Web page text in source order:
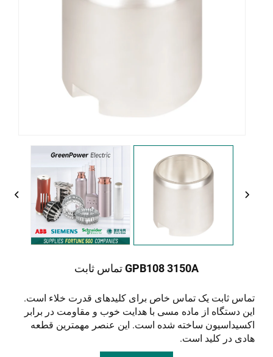
GPB108 3150A تماس ثابت
تماس ثابت یک تماس خاص برای کلیدهای قدرت خلاء است.
این دستگاه از ماده مسی با هدایت خوب و مقاومت در برابر
اکسیداسیون ساخته شده است. این عنصر مهمترین قطعه
هادی در کلید است.